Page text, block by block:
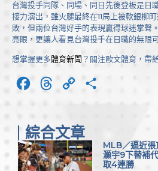
台灣投手同隊、同場、同日先後登板是日
接力演出，雖火腿最終在11局上被軟銀柳
敗，但兩位台灣好手的表現贏得球迷掌聲
亮眼，更讓人看見台灣投手在日職的無限
想掌握更多體育新聞 ？關注歐文體育，帶
FacebookThreads
Copy
綜合文章
MLB／逼近張
灝宇9下替補
取4連勝